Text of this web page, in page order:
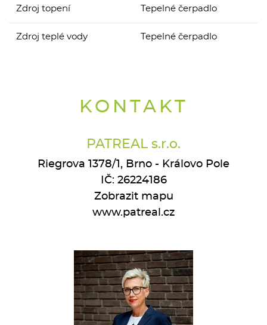
Zdroj topení Tepelné čerpadlo
Zdroj teplé vody Tepelné čerpadlo
KONTAKT
PATREAL s.r.o.
Riegrova 1378/1, Brno - Královo Pole
IČ: 26224186
Zobrazit mapu
www.patreal.cz